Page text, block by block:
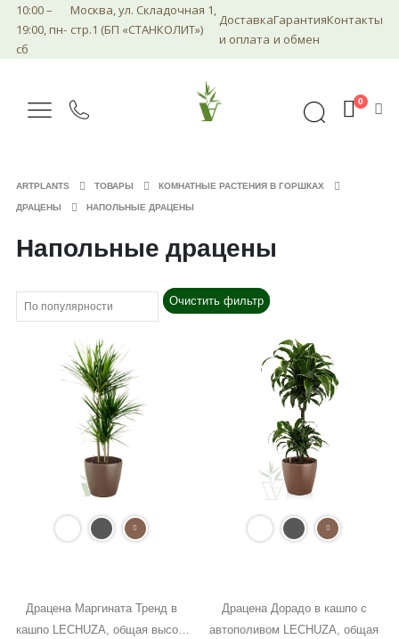
10:00 –
19:00, пн-
сб
Москва, ул. Складочная 1,
стр.1 (БП «СТАНКОЛИТ»)
Доставка
и оплата
Гарантия
и обмен
Контакты
0
ARTPLANTS ТОВАРЫ КОМНАТНЫЕ РАСТЕНИЯ В ГОРШКАХ
ДРАЦЕНЫ НАПОЛЬНЫЕ ДРАЦЕНЫ
Напольные драцены
Очистить фильтр
Драцена Маргината Тренд в
кашпо LECHUZA, общая высота
Драцена Дорадо в кашпо с
автополивом LECHUZA, общая